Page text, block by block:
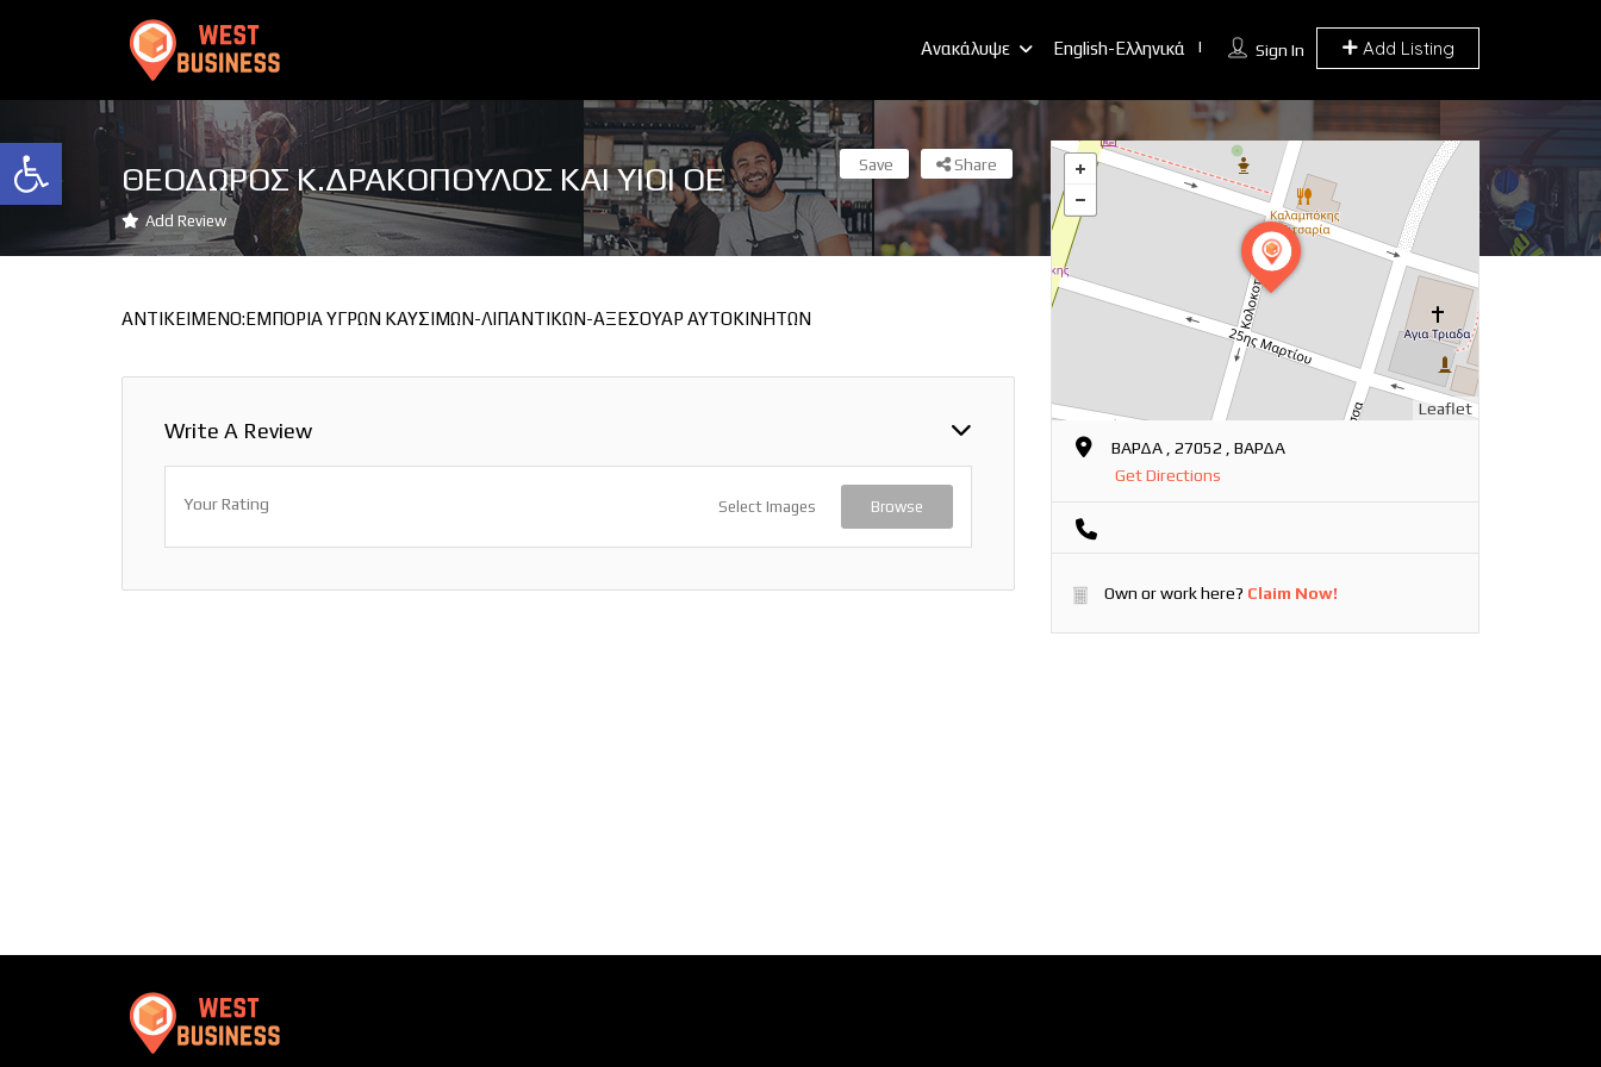
Ανοίξτε τη γραμμή εργαλείων
Sign In Add Listing
Ανακάλυψε English-Ελληνικά
ΘΕΟΔΩΡΟΣ Κ.ΔΡΑΚΟΠΟΥΛΟΣ ΚΑΙ ΥΙΟΙ ΟΕ
Add Review
Share
Save
ΑΝΤΙΚΕΙΜΕΝΟ:ΕΜΠΟΡΙΑ ΥΓΡΩΝ ΚΑΥΣΙΜΩΝ-ΛΙΠΑΝΤΙΚΩΝ-ΑΞΕΣΟΥΑΡ ΑΥΤΟΚΙΝΗΤΩΝ
Write A Review
Your Rating Select Images Browse
Leaflet
ΒΑΡΔΑ , 27052 , ΒΑΡΔΑ
Get Directions
Own or work here? Claim Now!